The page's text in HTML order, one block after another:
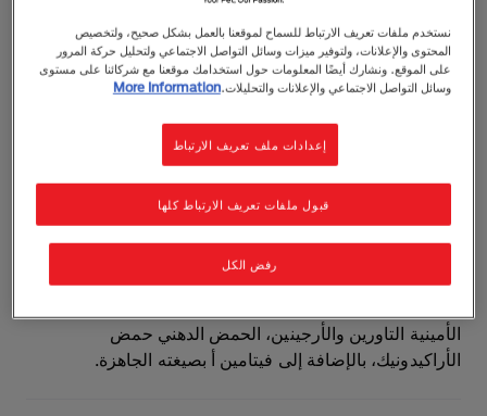
ما الذي تحتاجه القطط في نظامها الغذائي؟
كل قطة تحتاج يوميًا إلى 41 عنصرًا غذائيًا دقيقًا
(Micronutrients) أساسيًا في طعامها، سواء كان طعامًا رطبًا
أو جافًا. وتُعتبر هذه العناصر "أساسية" لأن جسم القطة لا
يستطيع فرزه بنفسه، ومع ذلك فهي ضرورية للحفاظ على
الوظائف الحيوية والصحة العامة.
القطط تُصنّف كـ "آكلات لحوم إلزامية"، أي أن تناول اللحوم
ليس مجرد تفضيل بل ضرورة. لذلك، لا يمكن إطعام القطة
نظامًا نباتيًا دون تعرّضها لمشاكل في التغذية. بعض العناصر لا
الأمينية التاورين والأرجينين، الحمض الدهني حمض
الأراكيدونيك، بالإضافة إلى فيتامين أ بصيغته الجاهزة.
نستخدم ملفات تعريف الارتباط للسماح لموقعنا بالعمل بشكل صحيح، ولتخصيص
المحتوى والإعلانات، ولتوفير ميزات وسائل التواصل الاجتماعي ولتحليل حركة المرور
على الموقع. ونشارك أيضًا المعلومات حول استخدامك موقعنا مع شركائنا على مستوى
وسائل التواصل الاجتماعي والإعلانات والتحليلات.More Information
إعدادات ملف تعريف الارتباط
رفض الكل
قبول ملفات تعريف الارتباط كلها